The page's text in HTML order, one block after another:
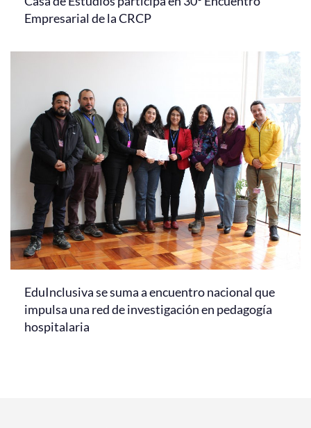
Empresarial de la CRCP
EduInclusiva se suma a encuentro nacional que
impulsa una red de investigación en pedagogía
hospitalaria